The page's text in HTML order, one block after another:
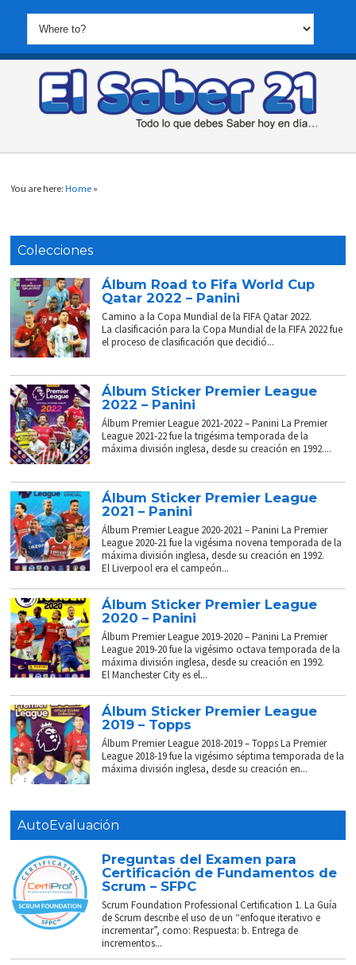
You are here:Home »
Colecciones
Álbum Road to Fifa World Cup
Qatar 2022 – Panini
Camino a la Copa Mundial de la FIFA Qatar 2022.
La clasificación para la Copa Mundial de la FIFA 2022 fue
el proceso de clasificación que decidió...
Álbum Sticker Premier League
2022 – Panini
Álbum Premier League 2021-2022 – Panini La Premier
League 2021-22 fue la trigésima temporada de la
máxima división inglesa, desde su creación en 1992....
Álbum Sticker Premier League
2021 – Panini
Álbum Premier League 2020-2021 – Panini La Premier
League 2020-21 fue la vigésima novena temporada de la
máxima división inglesa, desde su creación en 1992.
El Liverpool era el campeón...
Álbum Sticker Premier League
2020 – Panini
Álbum Premier League 2019-2020 – Panini La Premier
League 2019-20 fue la vigésimo octava temporada de la
máxima división inglesa, desde su creación en 1992.
El Manchester City es el...
Álbum Sticker Premier League
2019 – Topps
Álbum Premier League 2018-2019 – Topps La Premier
League 2018-19 fue la vigésimo séptima temporada de la
máxima división inglesa, desde su creación en...
AutoEvaluación
Preguntas del Examen para
Certificación de Fundamentos de
Scrum – SFPC
Scrum Foundation Professional Certification 1. La Guía
de Scrum describe el uso de un “enfoque iterativo e
incrementar”, como: Respuesta: b. Entrega de
incrementos...